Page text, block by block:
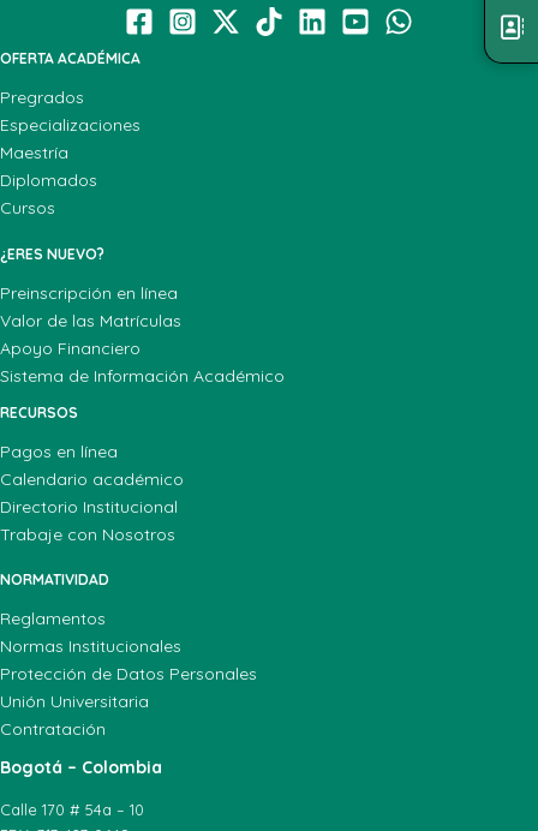
OFERTA ACADÉMICA
Pregrados
Especializaciones
Maestría
Diplomados
Cursos
¿ERES NUEVO?
Preinscripción en línea
Valor de las Matrículas
Apoyo Financiero
Sistema de Información Académico
RECURSOS
Pagos en línea
Calendario académico
Directorio Institucional
Trabaje con Nosotros
NORMATIVIDAD
Reglamentos
Normas Institucionales
Protección de Datos Personales
Unión Universitaria
Contratación
Bogotá – Colombia
Calle 170 # 54a – 10